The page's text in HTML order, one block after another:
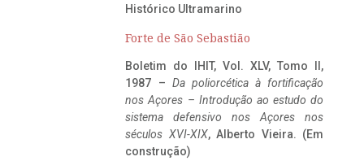
Histórico Ultramarino
Forte de São Sebastião
Boletim do IHIT, Vol. XLV, Tomo II,
1987 – Da poliorcética à fortificação
nos Açores – Introdução ao estudo do
sistema defensivo nos Açores nos
séculos XVI-XIX, Alberto Vieira. (Em
construção)